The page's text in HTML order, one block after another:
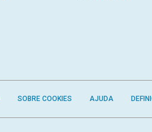
SOBRE COOKIES AJUDA